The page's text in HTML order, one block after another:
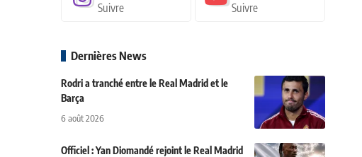
Suivre Suivre
Dernières News
Rodri a tranché entre le Real Madrid et le
Barça
6 août 2026
Officiel : Yan Diomandé rejoint le Real Madrid